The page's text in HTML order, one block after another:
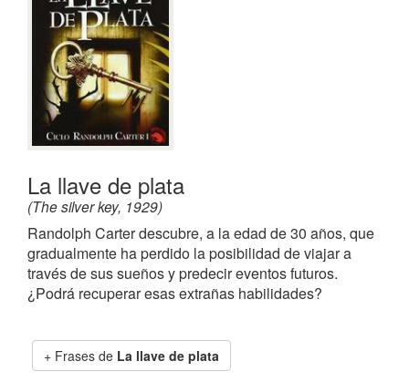
La llave de plata
(The silver key, 1929)
Randolph Carter descubre, a la edad de 30 años, que
gradualmente ha perdido la posibilidad de viajar a
través de sus sueños y predecir eventos futuros.
¿Podrá recuperar esas extrañas habilidades?
Frases de La llave de plata